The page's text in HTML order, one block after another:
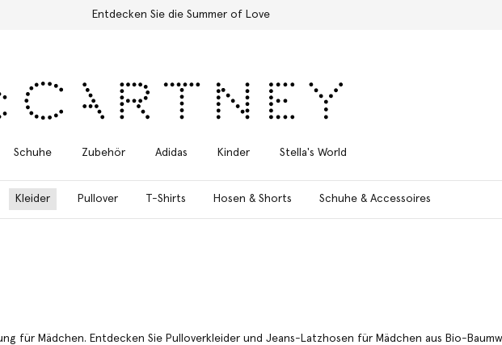
Kostenloser Expressversand für alle Bestellungen
Schuhe Zubehör Adidas Kinder Stella's World
Kleider Pullover T-Shirts Hosen & Shorts Schuhe & Accessoires
für Mädchen. Entdecken Sie Pulloverkleider und Jeans-Latzhosen für Mädchen aus Bio-